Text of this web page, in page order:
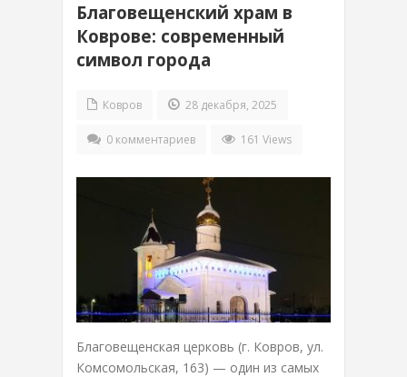
Благовещенский храм в
Коврове: современный
символ города
Ковров 28 декабря, 2025
0 комментариев 161 Views
Благовещенская церковь (г. Ковров, ул.
Комсомольская, 163) — один из самых